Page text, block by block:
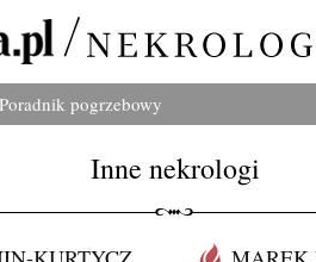
Poradnik pogrzebowy
Inne nekrologi